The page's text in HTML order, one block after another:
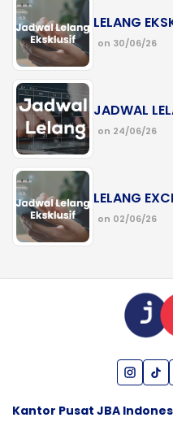
LELANG
on 30/06/26
JADWAL
on 24/06/26
LELANG
on 02/06/26
Kantor Pusat JBA